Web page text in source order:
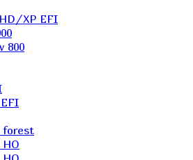
XP EFI
800
forest